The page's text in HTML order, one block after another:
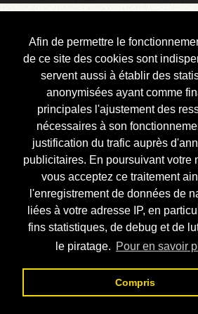
Afin de permettre le
de ce site des cookies sont
servent aussi à établir des
anonymisées ayant comme
principales l'ajustement des
nécessaires à son
justification du trafic auprès
publicitaires. En poursuivant votre
vous acceptez ce traitement
l'enregistrement de données de
liées à votre adresse IP, en
fins statistiques, de debug et de
le piratage. Pour en savoir
Compris
Courbis, « LE »
Blog Officiel
Bienvenue
Réalisations
Divers (et d’été)
Annonces
Liens externes
Téléchargement
Contact